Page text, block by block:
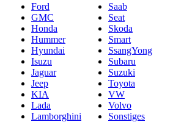
Ford
GMC
Honda
Hummer
Hyundai
Isuzu
Jaguar
Jeep
KIA
Lada
Lamborghini
Saab
Seat
Skoda
Smart
SsangYong
Subaru
Suzuki
Toyota
VW
Volvo
Sonstiges